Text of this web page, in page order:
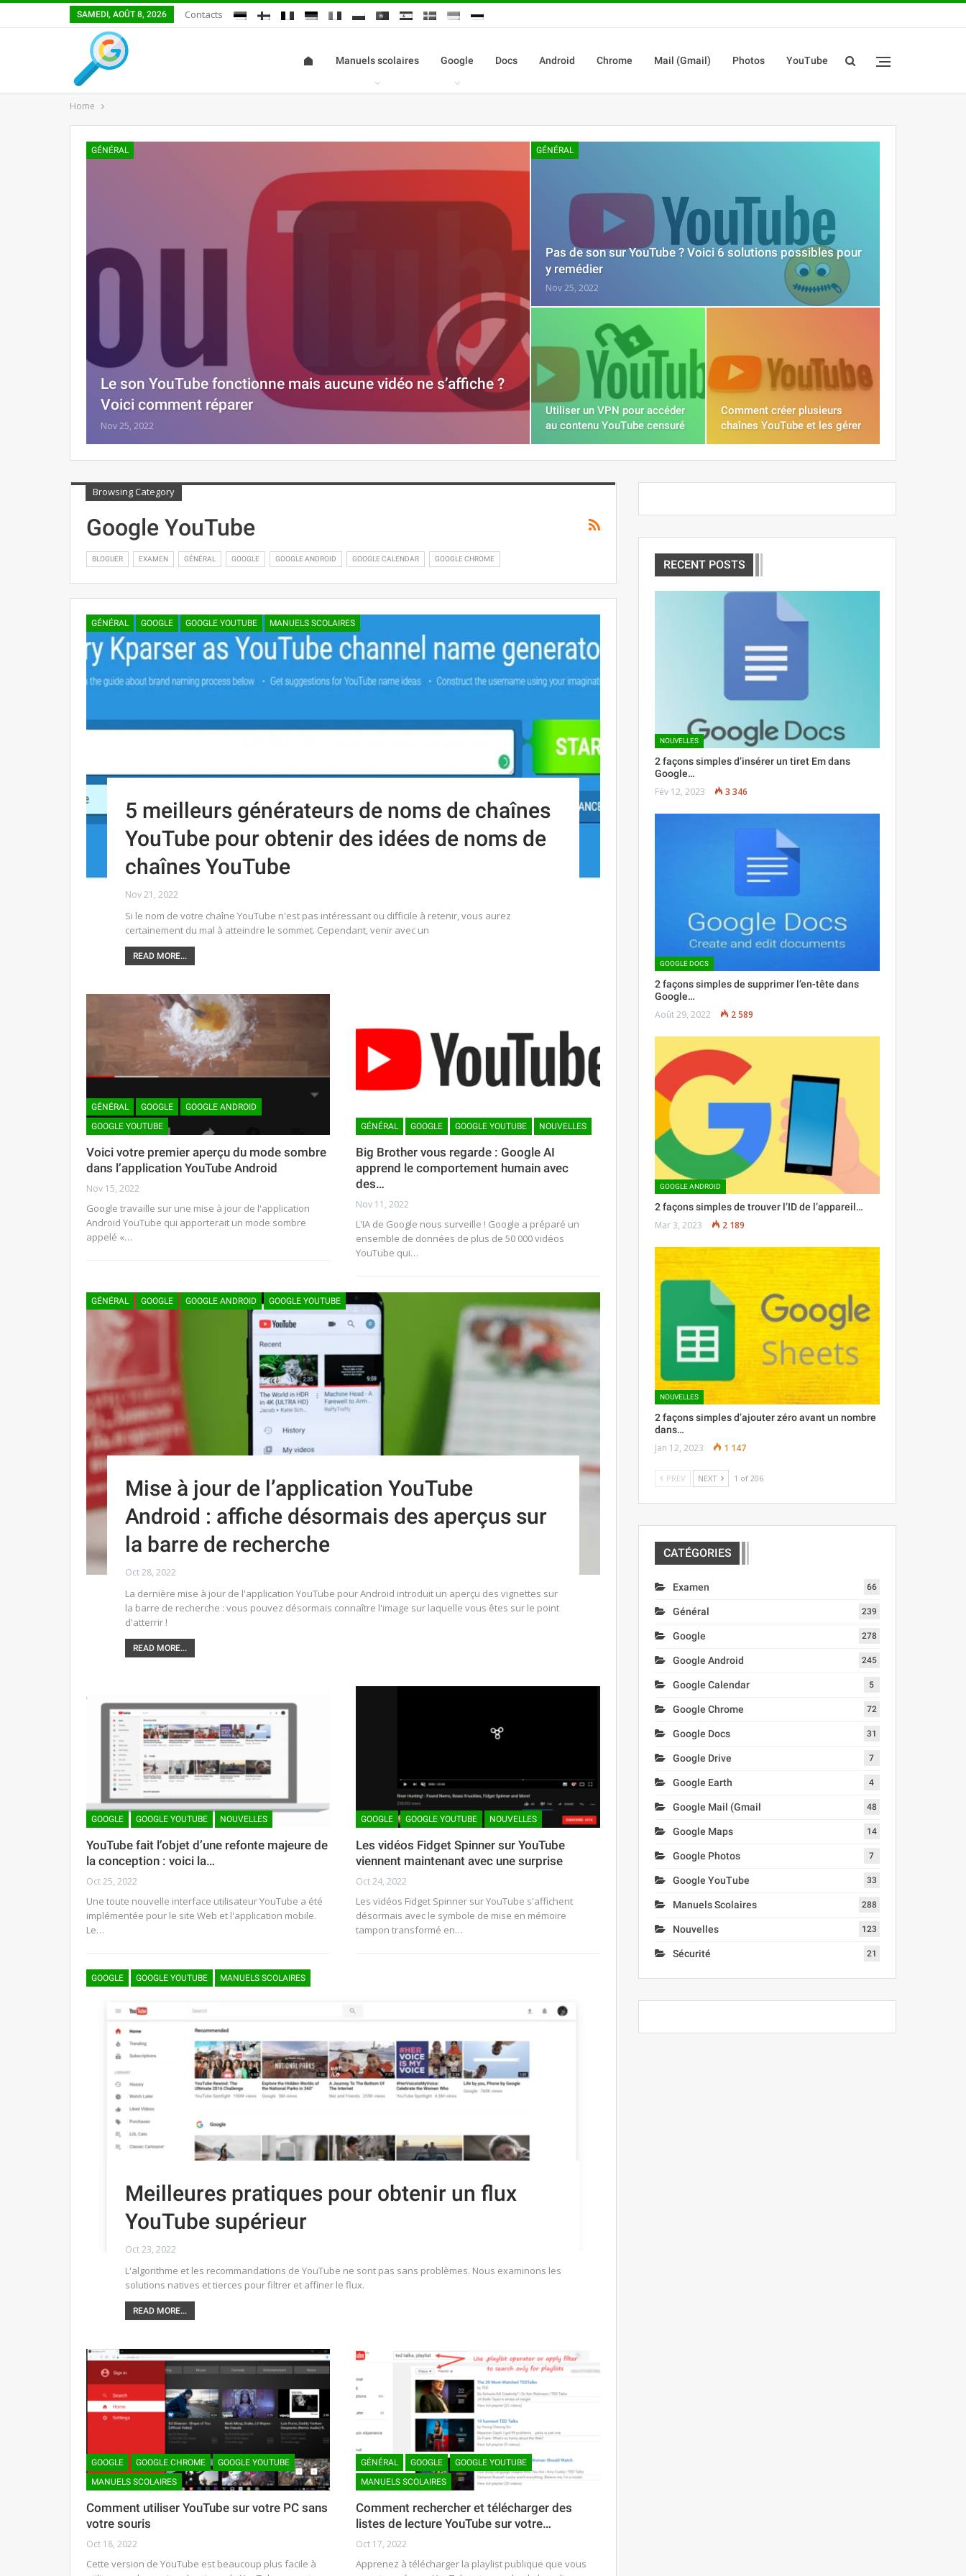
SAMEDI, AOÛT 8, 2026 Contacts
Manuels scolaires Google Docs Android Chrome Mail (Gmail) Photos YouTube
Home
GÉNÉRAL
Le son YouTube fonctionne mais aucune vidéo ne s’affiche ?
Voici comment réparer
Nov 25, 2022
GÉNÉRAL
Pas de son sur YouTube ? Voici 6 solutions possibles pour
y remédier
Nov 25, 2022
Utiliser un VPN pour accéder
au contenu YouTube censuré
Comment créer plusieurs
chaînes YouTube et les gérer
Browsing Category
Google YouTube
BLOGUER EXAMEN GÉNÉRAL GOOGLE GOOGLE ANDROID GOOGLE CALENDAR GOOGLE CHROME
GÉNÉRAL GOOGLE GOOGLE YOUTUBE MANUELS SCOLAIRES
5 meilleurs générateurs de noms de chaînes
YouTube pour obtenir des idées de noms de
chaînes YouTube
Nov 21, 2022
Si le nom de votre chaîne YouTube n'est pas intéressant ou difficile à retenir, vous aurez
certainement du mal à atteindre le sommet. Cependant, venir avec un
READ MORE...
GÉNÉRAL GOOGLE
GOOGLE ANDROID
GOOGLE YOUTUBE
Voici votre premier aperçu du mode sombre
dans l’application YouTube Android
Nov 15, 2022
Google travaille sur une mise à jour de l'application
Android YouTube qui apporterait un mode sombre
appelé «…
GÉNÉRAL GOOGLE GOOGLE YOUTUBE NOUVELLES
Big Brother vous regarde : Google AI
apprend le comportement humain avec
des…
Nov 11, 2022
L'IA de Google nous surveille ! Google a préparé un
ensemble de données de plus de 50 000 vidéos
YouTube qui…
GÉNÉRAL GOOGLE GOOGLE ANDROID GOOGLE YOUTUBE
Mise à jour de l’application YouTube
Android : affiche désormais des aperçus sur
la barre de recherche
Oct 28, 2022
La dernière mise à jour de l'application YouTube pour Android introduit un aperçu des vignettes sur
la barre de recherche : vous pouvez désormais connaître l'image sur laquelle vous êtes sur le point
d'atterrir !
READ MORE...
GOOGLE GOOGLE YOUTUBE NOUVELLES
YouTube fait l’objet d’une refonte majeure de
la conception : voici la…
Oct 25, 2022
Une toute nouvelle interface utilisateur YouTube a été
implémentée pour le site Web et l'application mobile.
Le…
GOOGLE GOOGLE YOUTUBE NOUVELLES
Les vidéos Fidget Spinner sur YouTube
viennent maintenant avec une surprise
Oct 24, 2022
Les vidéos Fidget Spinner sur YouTube s'affichent
désormais avec le symbole de mise en mémoire
tampon transformé en…
GOOGLE GOOGLE YOUTUBE MANUELS SCOLAIRES
Meilleures pratiques pour obtenir un flux
YouTube supérieur
Oct 23, 2022
L'algorithme et les recommandations de YouTube ne sont pas sans problèmes. Nous examinons les
solutions natives et tierces pour filtrer et affiner le flux.
READ MORE...
GOOGLE GOOGLE CHROME
GOOGLE YOUTUBE
MANUELS SCOLAIRES
Comment utiliser YouTube sur votre PC sans
votre souris
Oct 18, 2022
Cette version de YouTube est beaucoup plus facile à
GÉNÉRAL GOOGLE
GOOGLE YOUTUBE
MANUELS SCOLAIRES
Comment rechercher et télécharger des
listes de lecture YouTube sur votre…
Oct 17, 2022
Apprenez à télécharger la playlist publique que vous
RECENT POSTS
NOUVELLES
2 façons simples d’insérer un tiret Em dans
Google…
Fév 12, 2023 3 346
GOOGLE DOCS
2 façons simples de supprimer l’en-tête dans
Google…
Août 29, 2022 2 589
GOOGLE ANDROID
2 façons simples de trouver l’ID de l’appareil…
Mar 3, 2023 2 189
NOUVELLES
2 façons simples d’ajouter zéro avant un nombre
dans…
Jan 12, 2023 1 147
PREV NEXT 1 of 206
CATÉGORIES
Examen 66
Général 239
Google 278
Google Android 245
Google Calendar 5
Google Chrome 72
Google Docs 31
Google Drive 7
Google Earth 4
Google Mail (Gmail 48
Google Maps 14
Google Photos 7
Google YouTube 33
Manuels Scolaires 288
Nouvelles 123
Sécurité 21